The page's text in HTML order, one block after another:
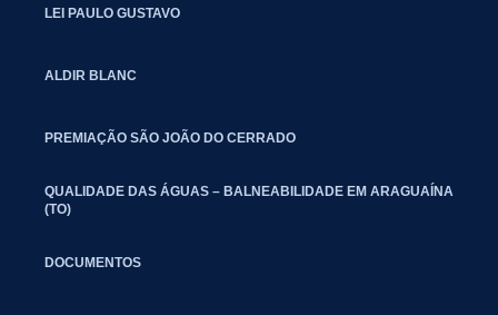
LEI PAULO GUSTAVO
ALDIR BLANC
PREMIAÇÃO SÃO JOÃO DO CERRADO
QUALIDADE DAS ÁGUAS – BALNEABILIDADE EM ARAGUAÍNA
(TO)
DOCUMENTOS